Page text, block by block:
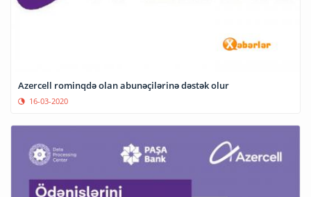
Azercell rominqdə olan abunəçilərinə dəstək olur
16-03-2020